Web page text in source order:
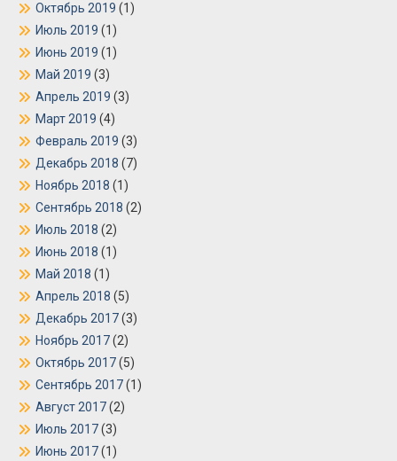
Октябрь 2019 (1)
Июль 2019 (1)
Июнь 2019 (1)
Май 2019 (3)
Апрель 2019 (3)
Март 2019 (4)
Февраль 2019 (3)
Декабрь 2018 (7)
Ноябрь 2018 (1)
Сентябрь 2018 (2)
Июль 2018 (2)
Июнь 2018 (1)
Май 2018 (1)
Апрель 2018 (5)
Декабрь 2017(3)
Ноябрь 2017(2)
Октябрь 2017(5)
Сентябрь 2017(1)
Август 2017(2)
Июль 2017(3)
Июнь 2017(1)